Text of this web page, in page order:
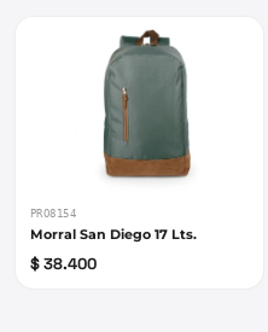
PRO8154
Morral San Diego 17 Lts.
$ 38.400